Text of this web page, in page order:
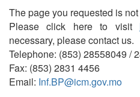
The page you requested is
Please click here to visit
necessary, please contact us.
Telephone: (853) 28558049 /
Fax: (853) 2831 4456
Email: Inf.BP@icm.gov.mo